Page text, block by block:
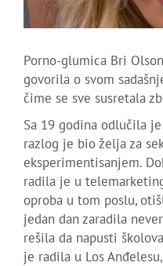
Porno-glumica Bri
govorila o svom
čime se sve susretala
Sa 19 godina odlučila
razlog je bio želja za
eksperimentisanjem.
radila je u
oproba u tom poslu,
jedan dan zaradila
rešila da napusti
je radila u Los